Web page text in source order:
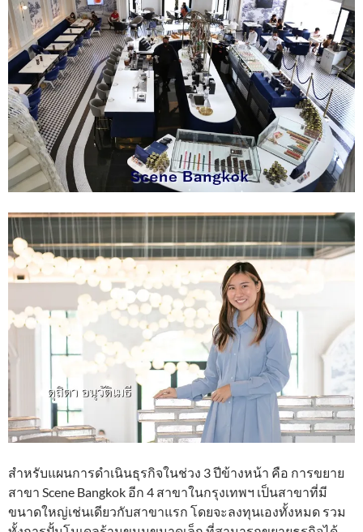
สำหรับแผนการดำเนินธุรกิจในช่วง 3 ปีข้างหน้า คือ การขยาย
สาขา Scene Bangkok อีก 4 สาขาในกรุงเทพฯ เป็นสาขาที่มี
ขนาดใหญ่เช่นเดียวกับสาขาแรก โดยจะลงทุนเองทั้งหมด รวม